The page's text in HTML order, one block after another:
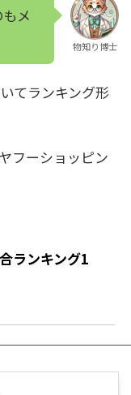
メ
物知り博士
てランキング形
フーショッピン
ランキング1